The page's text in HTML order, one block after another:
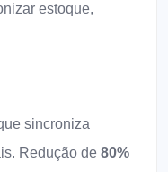
estoque,
sincroniza
Redução de 80%